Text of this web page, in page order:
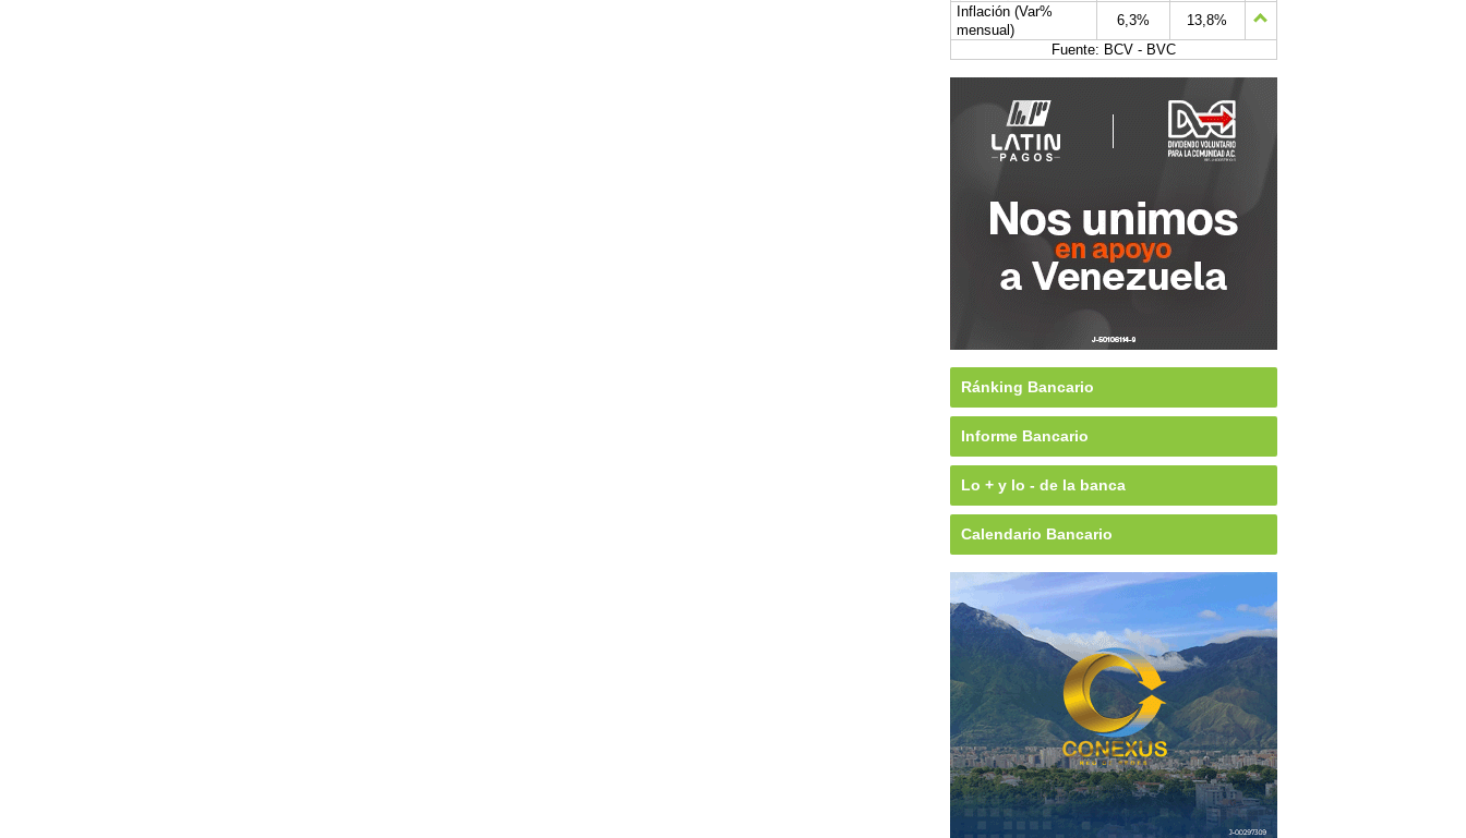
Inflación (Var%
mensual)
6,3%
13,8%
Fuente: BCV - BVC
Ránking Bancario
Informe Bancario
Lo + y lo - de la banca
Calendario Bancario